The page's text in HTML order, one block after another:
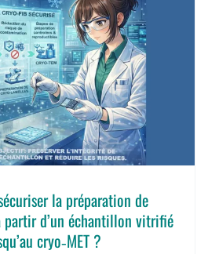
la préparation de
partir d’un échantillon vitrifié
cryo‑MET ?